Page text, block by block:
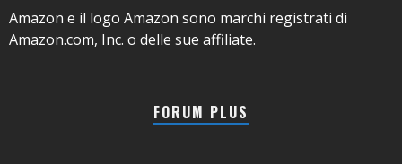
Amazon e il logo Amazon sono marchi registrati di
Amazon.com, Inc. o delle sue affiliate.
FORUM PLUS